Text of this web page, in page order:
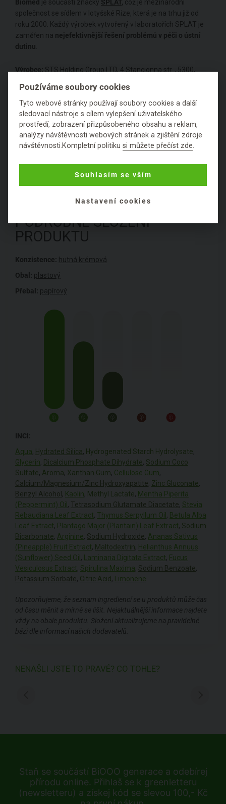
Biomed je součástí značky SPLAT což je mezinárodní
společnost se sídlem v lotyšské Rize, která je na trhu již od
roku 2000. Každý výrobek vytvořený v laboratořích SPLAT je
zaměřen na nejefektivnější řešení problémů v péči o ústní
dutinu
Výrobce: STS Holding Group LTD, 4 Stancionna str. , 5300,
Z blogu 1
Hodnocení
Položit dotaz
PODROBNÉ SLOŽENÍ
PRODUKTU
Konzistence: hutná krémová
Obal: plastový
Přebal: papírový
INCI:
Aqua, Hydrated Silica, Hydrogenated Starch Hydrolysate,
Glycerin, Dicalcium Phosphate Dihydrate, Sodium Coco
Sulfate, Aroma, Xanthan Gum, Cellulose Gum,
Calcium/Magnesium/Zinc Hydroxyapatite, Zinc Gluconate,
Benzyl Alcohol , Kaolin, Methyl Lactate, Mentha Piperita
(Peppermint) Oil , Tetrasodium Glutamate Diacetate, Stevia
Rebaudiana Leaf Extract, Thymus Serpyllum Oil , Betula Alba
Leaf Extract, Plantago Major (Plantain) Leaf Extract, Sodium
Bicarbonate, Arginine, Sodium Hydroxide, Ananas Sativus
(Pineapple) Fruit Extract, Maltodextrin, Helianthus Annuus
(Sunflower) Seed Oil , Laminaria Digitata Extract, Fucus
Vesiculosus Extract, Spirulina Maxima, Sodium Benzoate,
Potassium Sorbate, Citric Acid, Limonene
Upozorňujeme, že seznam ingrediencí se u produktů může čas
od času měnit a mírně se lišit. Nejaktuálnější informace najdete
vždy na obale produktu. Složení aktualizujeme na pravidelné
bázi dle informací našich dodavatelů.
NENAŠLI JSTE TO PRAVÉ? CO TOHLE?
Staň se součástí BiOOO generace a odebírej
přírodu online. Přihlaš se k greenletteru
(newsletteru) a získej kód se slevou 100,- Kč
Používáme soubory cookies
Tyto webové stránky používají soubory cookies a další
sledovací nástroje s cílem vylepšení uživatelského
prostředí, zobrazení přizpůsobeného obsahu a reklam,
analýzy návštěvnosti webových stránek a zjištění zdroje
návštěvnosti.Kompletní politikusi můžete přečíst zde.
Souhlasím se vším
Nastavení cookies